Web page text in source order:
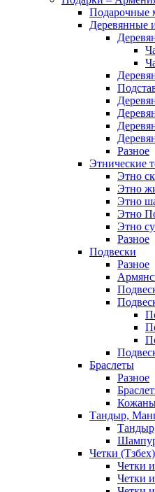
Подарочные
Деревянные
Разное
Этнические
Этно
Этно
Этно
Этно
Этно
Разное
Подвески
Разное
Браслеты
Разное
Тандыр,
Четки (Тзбех)
Четки
Четки